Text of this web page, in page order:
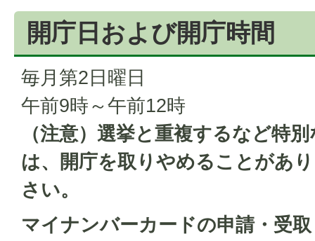
開庁日および開庁時間
毎月第2日曜日
午前9時～午前12時
（注意）選挙と重複するなど特
は、開庁を取りやめることがあ
さい。
マイナンバーカードの申請・受